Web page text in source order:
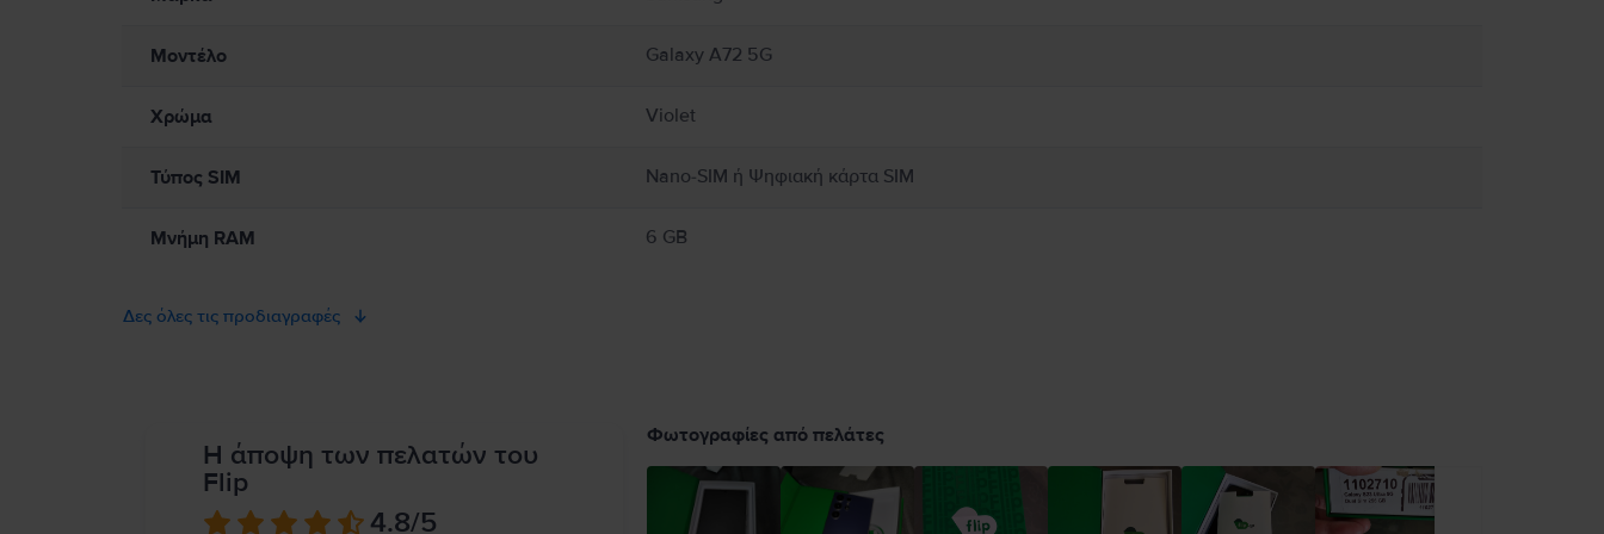
Μοντέλο Galaxy A72 5G
Χρώμα Violet
Τύπος SIM Nano-SIM ή Ψηφιακή κάρτα SIM
Μνήμη RAM 6 GB
Δες όλες τις προδιαγραφές
Η άποψη των πελατών του
Flip
4.8/5
Φωτογραφίες από πελάτες